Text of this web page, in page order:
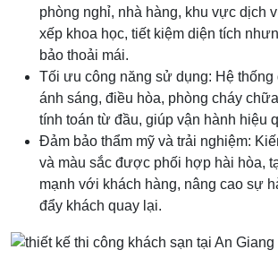
phòng nghỉ, nhà hàng, khu vực dịch
xếp khoa học, tiết kiệm diện tích
bảo thoải mái.
Tối ưu công năng sử dụng: Hệ
ánh sáng, điều hòa, phòng cháy
tính toán từ đầu, giúp vận hành hiệu
Đảm bảo thẩm mỹ và trải nghiệm:
và màu sắc được phối hợp hài hòa,
mạnh với khách hàng, nâng cao sự
đẩy khách quay lại.